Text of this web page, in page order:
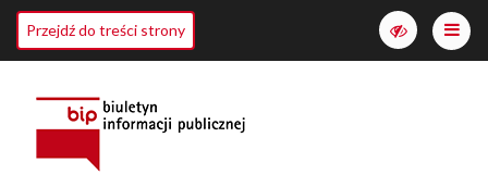
Przejdź do treści strony
Włącz
wersję